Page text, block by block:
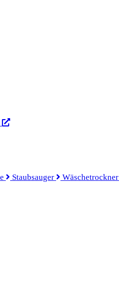
Staubsauger Wäschetrockner